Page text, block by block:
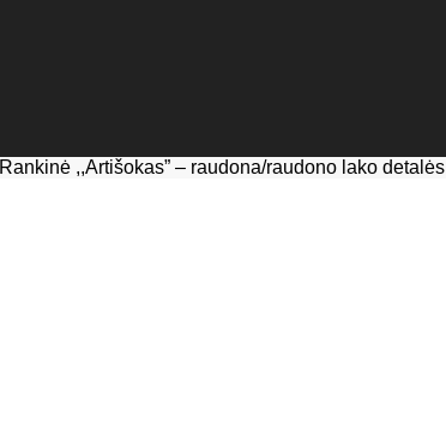
Rankinė ,,Artišokas” – raudona/raudono lako detalės